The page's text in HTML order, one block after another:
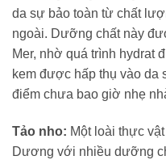
da sự bảo toàn từ chất
ngoài. Dưỡng chất này
Mer, nhờ quá trình hydrat
kem được hấp thụ vào da
điểm chưa bao giờ nhẹ
Tảo nho: Một loài thực
Dương với nhiều dưỡng